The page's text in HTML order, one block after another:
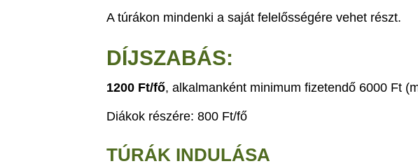
A túrákon mindenki a saját felelősségére vehet részt.
DÍJSZABÁS:
1200 Ft/fő, alkalmanként minimum fizetendő 6000 Ft
Diákok részére: 800 Ft/fő
TÚRÁK INDULÁSA